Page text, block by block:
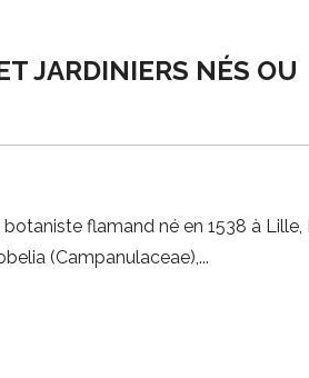
JARDINIERS NÉS OU
flamand né en 1538 à Lille,
(Campanulaceae),